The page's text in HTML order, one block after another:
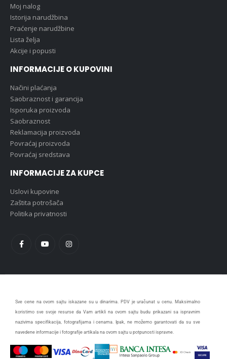
Moj nalog
Istorija narudžbina
Praćenje narudžbine
Lista želja
Akcije i popusti
INFORMACIJE O KUPOVINI
Načini plaćanja
Saobraznost i garancija
Isporuka proizvoda
Saobraznost
Reklamacija proizvoda
Povraćaj proizvoda
Povraćaj sredstava
INFORMACIJE ZA KUPCE
Uslovi kupovine
Zaštita potrošača
Politika privatnosti
Sve cene na ovom sajtu iskazane su u dinarima. PDV je uračunat u cenu. Maksimalno
koristimo sve svoje resurse da Vam artikli na ovom sajtu budu prikazani sa ispravnim
nazivima specifikacija, fotografijama i cenama. Ipak, ne možemo garantovati da su sve
navedene informacije i fotografije artikala na ovom sajtu u potpunosti ispravne.